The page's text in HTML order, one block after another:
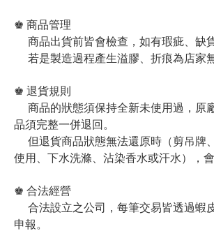
♚ 商品管理
商品出貨前皆會檢查，如有瑕疵、缺
若是製造過程產生溢膠、折痕為店家
♚ 退貨規則
商品的狀態須保持全新未使用過，原
品須完整一併退回。
但退貨商品狀態無法還原時（剪吊牌
使用、下水洗滌、沾染香水或汗水），會
♚ 合法經營
合法設立之公司，每筆交易皆透過蝦
申報。